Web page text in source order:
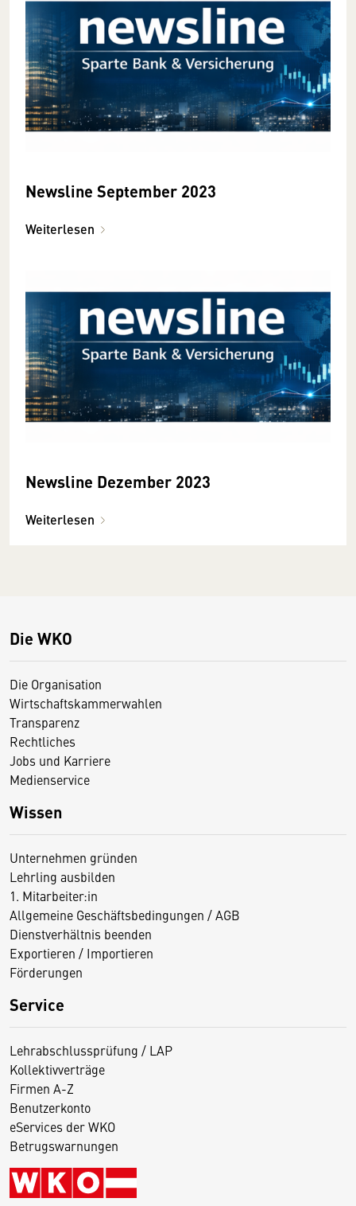
Newsline September 2023
Weiterlesen
Newsline Dezember 2023
Weiterlesen
Die WKO
Die Organisation
Wirtschaftskammerwahlen
Transparenz
Rechtliches
Jobs und Karriere
Medienservice
Wissen
Unternehmen gründen
Lehrling ausbilden
1. Mitarbeiter:in
Allgemeine Geschäftsbedingungen / AGB
Dienstverhältnis beenden
Exportieren / Importieren
Förderungen
Service
Lehrabschlussprüfung / LAP
Kollektivverträge
Firmen A-Z
Benutzerkonto
eServices der WKO
Betrugswarnungen